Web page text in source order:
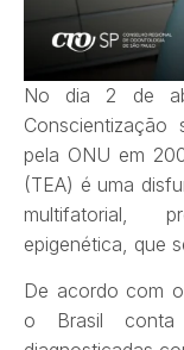
No dia 2 de
pela ONU em
(TEA) é uma
multifatorial,
epigenética, que
De acordo com
o Brasil